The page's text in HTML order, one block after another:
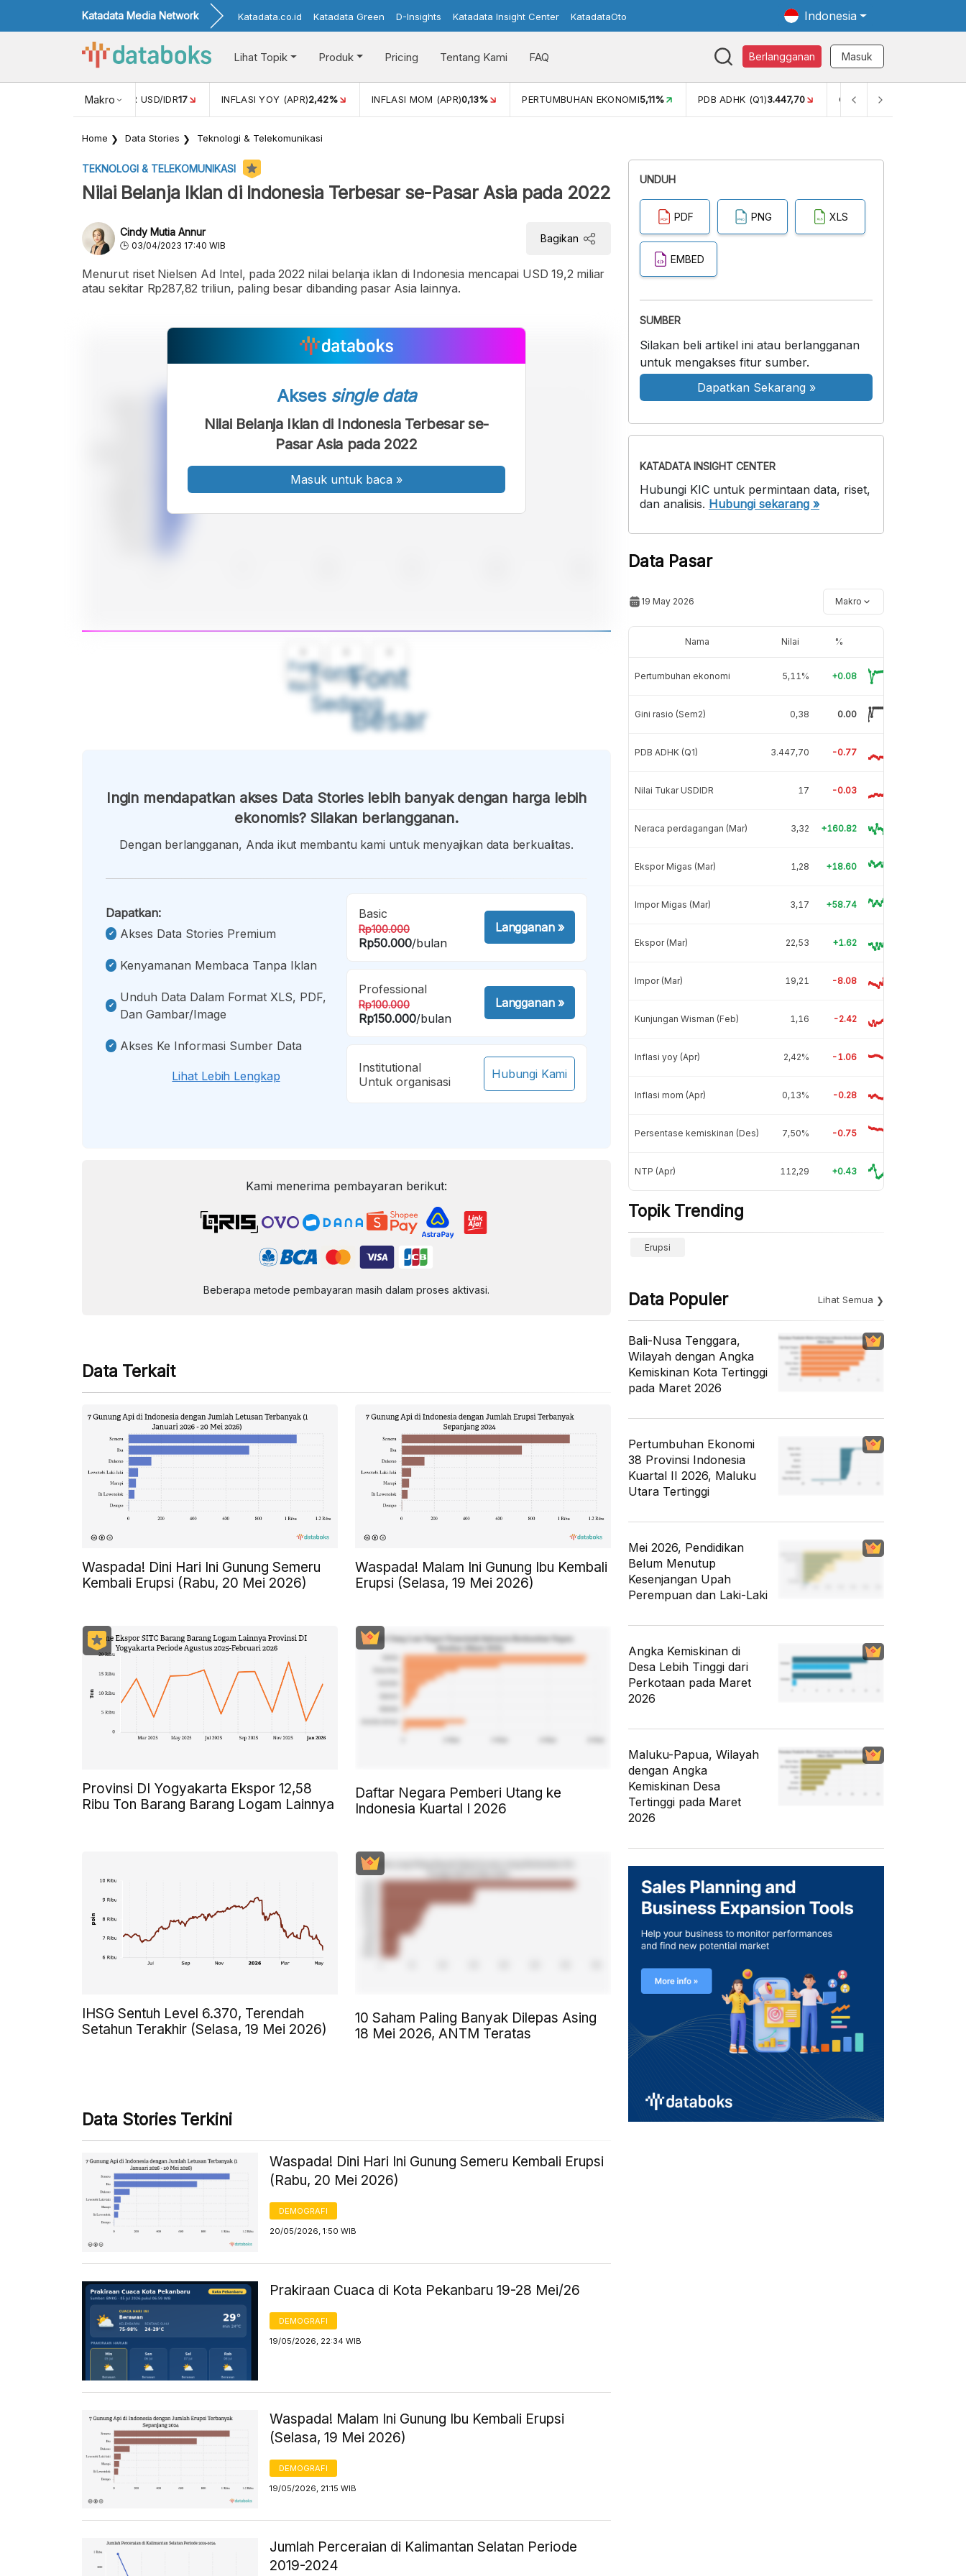
Katadata Media Network Katadata.co.id Katadata Green D-Insights Katadata Insight Center KatadataOto Indonesia
Lihat Topik Produk Pricing Tentang Kami FAQ Berlangganan Masuk
Makro
NILAI TUKAR USD/IDR17 INFLASI YOY (APR)2,42% INFLASI MOM (APR)0,13% PERTUMBUHAN EKONOMI5,11% PDB ADHK (Q1)3.447,70 GINI RASIO (SEM2)
Home Data Stories Teknologi & Telekomunikasi
TEKNOLOGI & TELEKOMUNIKASI
Nilai Belanja Iklan di Indonesia Terbesar se-Pasar Asia pada 2022
Cindy Mutia Annur
03/04/2023 17:40 WIB
Bagikan
Menurut riset Nielsen Ad Intel, pada 2022 nilai belanja iklan di Indonesia mencapai USD 19,2 miliar
atau sekitar Rp287,82 triliun, paling besar dibanding pasar Asia lainnya.
Font
Kecil
Font
Sedang
Font
Besar
Akses single data
Nilai Belanja Iklan di Indonesia Terbesar se-
Pasar Asia pada 2022
Masuk untuk baca »
Ingin mendapatkan akses Data Stories lebih banyak dengan harga lebih
ekonomis? Silakan berlangganan.
Dengan berlangganan, Anda ikut membantu kami untuk menyajikan data berkualitas.
Dapatkan:
Akses Data Stories Premium
Kenyamanan Membaca Tanpa Iklan
Unduh Data Dalam Format XLS, PDF,
Dan Gambar/image
Akses Ke Informasi Sumber Data
Lihat Lebih Lengkap
Basic
Rp100.000
Rp50.000/bulan
Langganan»
Professional
Rp100.000
Rp150.000/bulan
Langganan»
Institutional
Untuk organisasi
Hubungi Kami
Kami menerima pembayaran berikut:
Beberapa metode pembayaran masih dalam proses aktivasi.
Data Terkait
Waspada! Dini Hari Ini Gunung Semeru
Kembali Erupsi (Rabu, 20 Mei 2026)
Waspada! Malam Ini Gunung Ibu Kembali
Erupsi (Selasa, 19 Mei 2026)
Provinsi DI Yogyakarta Ekspor 12,58
Ribu Ton Barang Barang Logam Lainnya
Daftar Negara Pemberi Utang ke
Indonesia Kuartal I 2026
IHSG Sentuh Level 6.370, Terendah
Setahun Terakhir (Selasa, 19 Mei 2026)
10 Saham Paling Banyak Dilepas Asing
18 Mei 2026, ANTM Teratas
Data Stories Terkini
Waspada! Dini Hari Ini Gunung Semeru Kembali Erupsi
(Rabu, 20 Mei 2026)
DEMOGRAFI
20/05/2026, 1:50 WIB
Prakiraan Cuaca di Kota Pekanbaru 19-28 Mei/26
DEMOGRAFI
19/05/2026, 22:34 WIB
Waspada! Malam Ini Gunung Ibu Kembali Erupsi
(Selasa, 19 Mei 2026)
DEMOGRAFI
19/05/2026, 21:15 WIB
Jumlah Perceraian di Kalimantan Selatan Periode
2019-2024
UNDUH
PDF PNG XLS
EMBED
SUMBER
Silakan beli artikel ini atau berlangganan
untuk mengakses fitur sumber.
Dapatkan Sekarang »
KATADATA INSIGHT CENTER
Hubungi KIC untuk permintaan data, riset,
dan analisis. Hubungi sekarang »
Data Pasar
19 May 2026 Makro
Nama Nilai %
Pertumbuhan ekonomi 5,11% +0.08
Gini rasio (Sem2) 0,38 0.00
PDB ADHK (Q1) 3.447,70 -0.77
Nilai Tukar USDIDR 17 -0.03
Neraca perdagangan (Mar) 3,32 +160.82
Ekspor Migas (Mar) 1,28 +18.60
Impor Migas (Mar) 3,17 +58.74
Ekspor (Mar) 22,53 +1.62
Impor (Mar) 19,21 -8.08
Kunjungan Wisman (Feb) 1,16 -2.42
Inflasi yoy (Apr) 2,42% -1.06
Inflasi mom (Apr) 0,13% -0.28
Persentase kemiskinan (Des) 7,50% -0.75
NTP (Apr) 112,29 +0.43
Topik Trending
Erupsi
Data Populer Lihat Semua
Bali-Nusa Tenggara,
Wilayah dengan Angka
Kemiskinan Kota Tertinggi
pada Maret 2026
Pertumbuhan Ekonomi
38 Provinsi Indonesia
Kuartal II 2026, Maluku
Utara Tertinggi
Mei 2026, Pendidikan
Belum Menutup
Kesenjangan Upah
Perempuan dan Laki-Laki
Angka Kemiskinan di
Desa Lebih Tinggi dari
Perkotaan pada Maret
2026
Maluku-Papua, Wilayah
dengan Angka
Kemiskinan Desa
Tertinggi pada Maret
2026